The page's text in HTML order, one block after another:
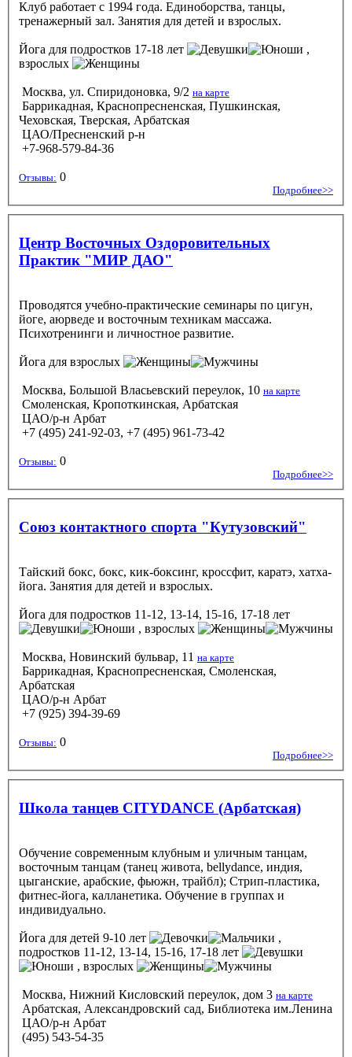
Клуб работает с 1994 года. Единоборства, танцы,
тренажерный зал. Занятия для детей и взрослых.
Йога для подростков 17-18 лет
,
взрослых
Москва, ул. Спиридоновка, 9/2 на карте
Баррикадная, Краснопресненская, Пушкинская,
Чеховская, Тверская, Арбатская
ЦАО/Пресненский р-н
+7-968-579-84-36
Отзывы: 0
Подробнее>>
Центр Восточных Оздоровительных
Практик "МИР ДАО"
Проводятся учебно-практические семинары по цигун,
йоге, аюрведе и восточным техникам массажа.
Психотренинги и личностное развитие.
Йога для взрослых
Москва, Большой Власьевский переулок, 10 на карте
Смоленская, Кропоткинская, Арбатская
ЦАО/р-н Арбат
+7 (495) 241-92-03, +7 (495) 961-73-42
Отзывы: 0
Подробнее>>
Союз контактного спорта "Кутузовский"
Тайский бокс, бокс, кик-боксинг, кроссфит, каратэ, хатха-
йога. Занятия для детей и взрослых.
Йога для подростков 11-12, 13-14, 15-16, 17-18 лет
, взрослых
Москва, Новинский бульвар, 11 на карте
Баррикадная, Краснопресненская, Смоленская,
Арбатская
ЦАО/р-н Арбат
+7 (925) 394-39-69
Отзывы: 0
Подробнее>>
Школа танцев CITYDANCE (Арбатская)
Обучение современным клубным и уличным танцам,
восточным танцам (танец живота, bellydance, индия,
цыганские, арабские, фьюжн, трайбл); Стрип-пластика,
фитнес-йога, калланетика. Обучение в группах и
индивидуально.
Йога для детей 9-10 лет
,
подростков 11-12, 13-14, 15-16, 17-18 лет
, взрослых
Москва, Нижний Кисловский переулок, дом 3 на карте
Арбатская, Александровский сад, Библиотека им.Ленина
ЦАО/р-н Арбат
(495) 543-54-35